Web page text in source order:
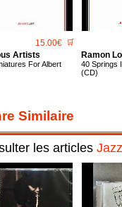
15.00€ 🛒
Artists
For Albert
Ramon
40 Springs
(CD)
Similaire
les articles